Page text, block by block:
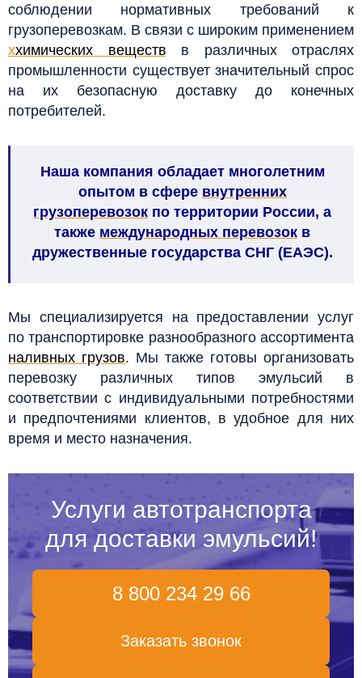
соблюдении нормативных требований к
грузоперевозкам. В связи с широким применением
ххимических веществ в различных отраслях
промышленности существует значительный спрос
на их безопасную доставку до конечных
потребителей.
Наша компания обладает многолетним
опытом в сфере внутренних
грузоперевозок по территории России, а
также международных перевозок в
дружественные государства СНГ (ЕАЭС).
Мы специализируется на предоставлении услуг
по транспортировке разнообразного ассортимента
наливных грузов. Мы также готовы организовать
перевозку различных типов эмульсий в
соответствии с индивидуальными потребностями
и предпочтениями клиентов, в удобное для них
время и место назначения.
Услуги автотранспорта
для доставки эмульсий!
8 800 234 29 66
Заказать звонок